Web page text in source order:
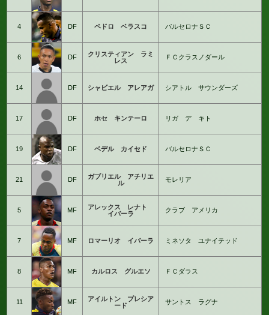
4 DF ペドロ ベラスコ バルセロナＳＣ
6 DF
クリスティアン ラミ
レス
ＦＣクラスノダール
14 DF シャビエル アレアガ シアトル サウンダーズ
17 DF ホセ キンテーロ リガ デ キト
19 DF ベデル カイセド バルセロナＳＣ
21 DF
ガブリエル アチリエ
ル
モレリア
5 MF
アレックス レナト
イバーラ
クラブ アメリカ
7 MF ロマーリオ イバーラ ミネソタ ユナイテッド
8 MF カルロス グルエソ ＦＣダラス
11 MF
アイルトン プレシア
ード
サントス ラグナ